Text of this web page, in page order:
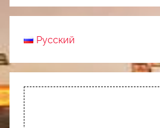
Русский